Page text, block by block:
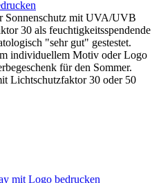
Sonnenschutz mit UVA/UVB
30 als feuchtigkeitsspendende
"sehr gut" gestestet.
individuellem Motiv oder Logo
für den Sommer.
Lichtschutzfaktor 30 oder 50